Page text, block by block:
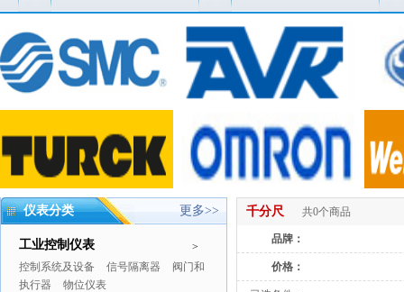
仪表分类 更多>>
>
工业控制仪表
控制系统及设备 信号隔离器
阀门和
执行器
物位仪表
千分尺 共0个商品
品牌：
价格：